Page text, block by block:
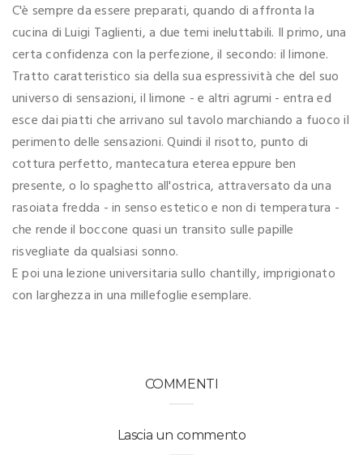
C'è sempre da essere preparati, quando di affronta la
cucina di Luigi Taglienti, a due temi ineluttabili. Il primo, una
certa confidenza con la perfezione, il secondo: il limone.
Tratto caratteristico sia della sua espressività che del suo
universo di sensazioni, il limone - e altri agrumi - entra ed
esce dai piatti che arrivano sul tavolo marchiando a fuoco il
perimento delle sensazioni. Quindi il risotto, punto di
cottura perfetto, mantecatura eterea eppure ben
presente, o lo spaghetto all'ostrica, attraversato da una
rasoiata fredda - in senso estetico e non di temperatura -
che rende il boccone quasi un transito sulle papille
risvegliate da qualsiasi sonno.
E poi una lezione universitaria sullo chantilly, imprigionato
con larghezza in una millefoglie esemplare.
COMMENTI
Lascia un commento